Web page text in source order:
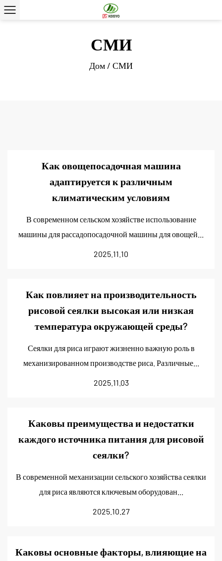
СМИ
Дом / СМИ
Как овощепосадочная машина
адаптируется к различным
климатическим условиям
В современном сельском хозяйстве использование
машины для рассадопосадочной машины для овощей...
2025.11.10
Как повлияет на производительность
рисовой сеялки высокая или низкая
температура окружающей среды?
Сеялки для риса играют жизненно важную роль в
механизированном производстве риса. Различные...
2025.11.03
Каковы преимущества и недостатки
каждого источника питания для рисовой
сеялки?
В современной механизации сельского хозяйства сеялки
для риса являются ключевым оборудован...
2025.10.27
Каковы основные факторы, влияющие на